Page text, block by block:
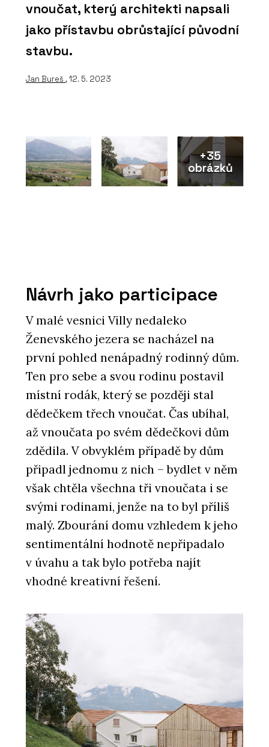
vnoučat, který architekti napsali
jako přístavbu obrůstající původní
stavbu.
Jan Bureš , 12. 5. 2023
+35
obrázků
Návrh jako participace
V malé vesnici Villy nedaleko
Ženevského jezera se nacházel na
první pohled nenápadný rodinný dům.
Ten pro sebe a svou rodinu postavil
místní rodák, který se později stal
dědečkem třech vnoučat. Čas ubíhal,
až vnoučata po svém dědečkovi dům
zdědila. V obvyklém případě by dům
připadl jednomu z nich – bydlet v něm
však chtěla všechna tři vnoučata i se
svými rodinami, jenže na to byl příliš
malý. Zbourání domu vzhledem k jeho
sentimentální hodnotě nepřipadalo
v úvahu a tak bylo potřeba najít
vhodné kreativní řešení.